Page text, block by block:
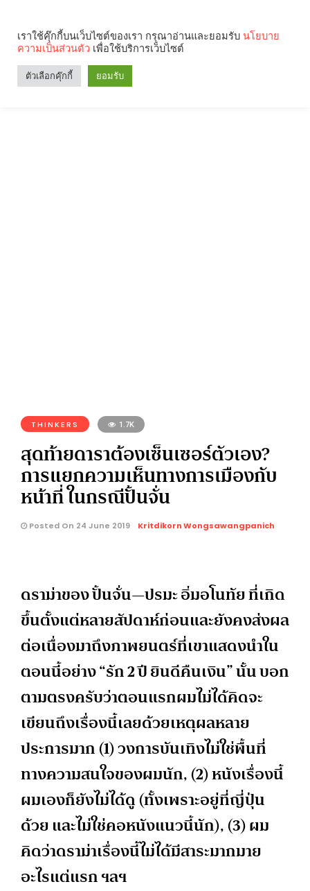
THINKERS 1.7K
สุดท้ายดาราต้องเซ็นเซอร์ตัวเอง?
การแยกความเห็นทางการเมืองกับ
หน้าที่ ในกรณีปั้นจั่น
Posted On 24 June 2019 Kritdikorn Wongsawangpanich
ดราม่าของ ปั้นจั่น—ปรมะ อิ่มอโนทัย ที่เกิด
ขึ้นตั้งแต่หลายสัปดาห์ก่อนและยังคงส่งผล
ต่อเนื่องมาถึงภาพยนตร์ที่เขาแสดงนำใน
ตอนนี้อย่าง “รัก 2 ปี ยินดีคืนเงิน” นั้น บอก
ตามตรงครับว่าตอนแรกผมไม่ได้คิดจะ
เขียนถึงเรื่องนี้เลยด้วยเหตุผลหลาย
ประการมาก (1) วงการบันเทิงไม่ใช่พื้นที่
ทางความสนใจของผมนัก, (2) หนังเรื่องนี้
ผมเองก็ยังไม่ได้ดู (ทั้งเพราะอยู่ที่ญี่ปุ่น
ด้วย และไม่ใช่คอหนังแนวนี้นัก), (3) ผม
คิดว่าดราม่าเรื่องนี้ไม่ได้มีสาระมากมาย
อะไรแต่แรก ฯลฯ
เราใช้คุ๊กกี้บนเว็บไซต์ของเรา กรุณาอ่านและยอมรับ นโยบาย
ความเป็นส่วนตัว เพื่อใช้บริการเว็บไซต์
ตัวเลือกคุ๊กกี้ ยอมรับ